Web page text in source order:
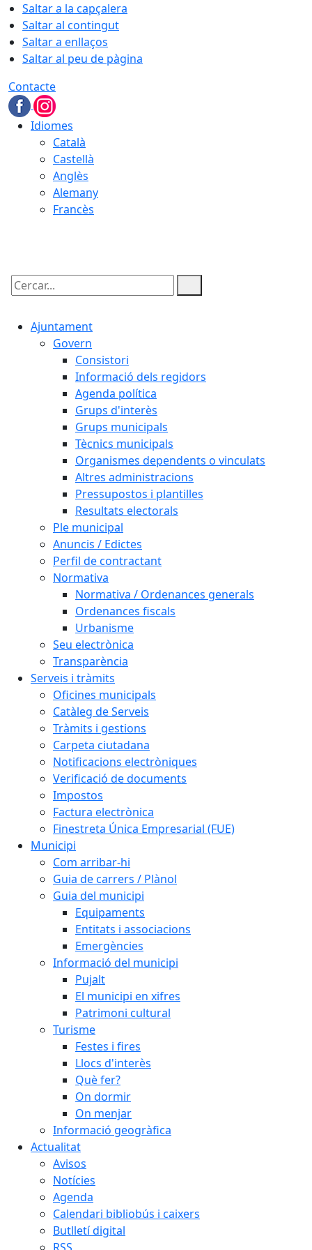
Saltar a la capçalera
Saltar al contingut
Saltar a enllaços
Saltar al peu de pàgina
Contacte
Idiomes
Català
Castellà
Anglès
Alemany
Francès
Cercar:
Ajuntament
Govern
Consistori
Informació dels regidors
Agenda política
Grups d'interès
Grups municipals
Tècnics municipals
Organismes dependents o vinculats
Altres administracions
Pressupostos i plantilles
Resultats electorals
Ple municipal
Anuncis / Edictes
Perfil de contractant
Normativa
Normativa / Ordenances generals
Ordenances fiscals
Urbanisme
Seu electrònica
Transparència
Serveis i tràmits
Oficines municipals
Catàleg de Serveis
Tràmits i gestions
Carpeta ciutadana
Notificacions electròniques
Verificació de documents
Impostos
Factura electrònica
Finestreta Única Empresarial (FUE)
Municipi
Com arribar-hi
Guia de carrers / Plànol
Guia del municipi
Equipaments
Entitats i associacions
Emergències
Informació del municipi
Pujalt
El municipi en xifres
Patrimoni cultural
Turisme
Festes i fires
Llocs d'interès
Què fer?
On dormir
On menjar
Informació geogràfica
Actualitat
Avisos
Notícies
Agenda
Calendari bibliobús i caixers
Butlletí digital